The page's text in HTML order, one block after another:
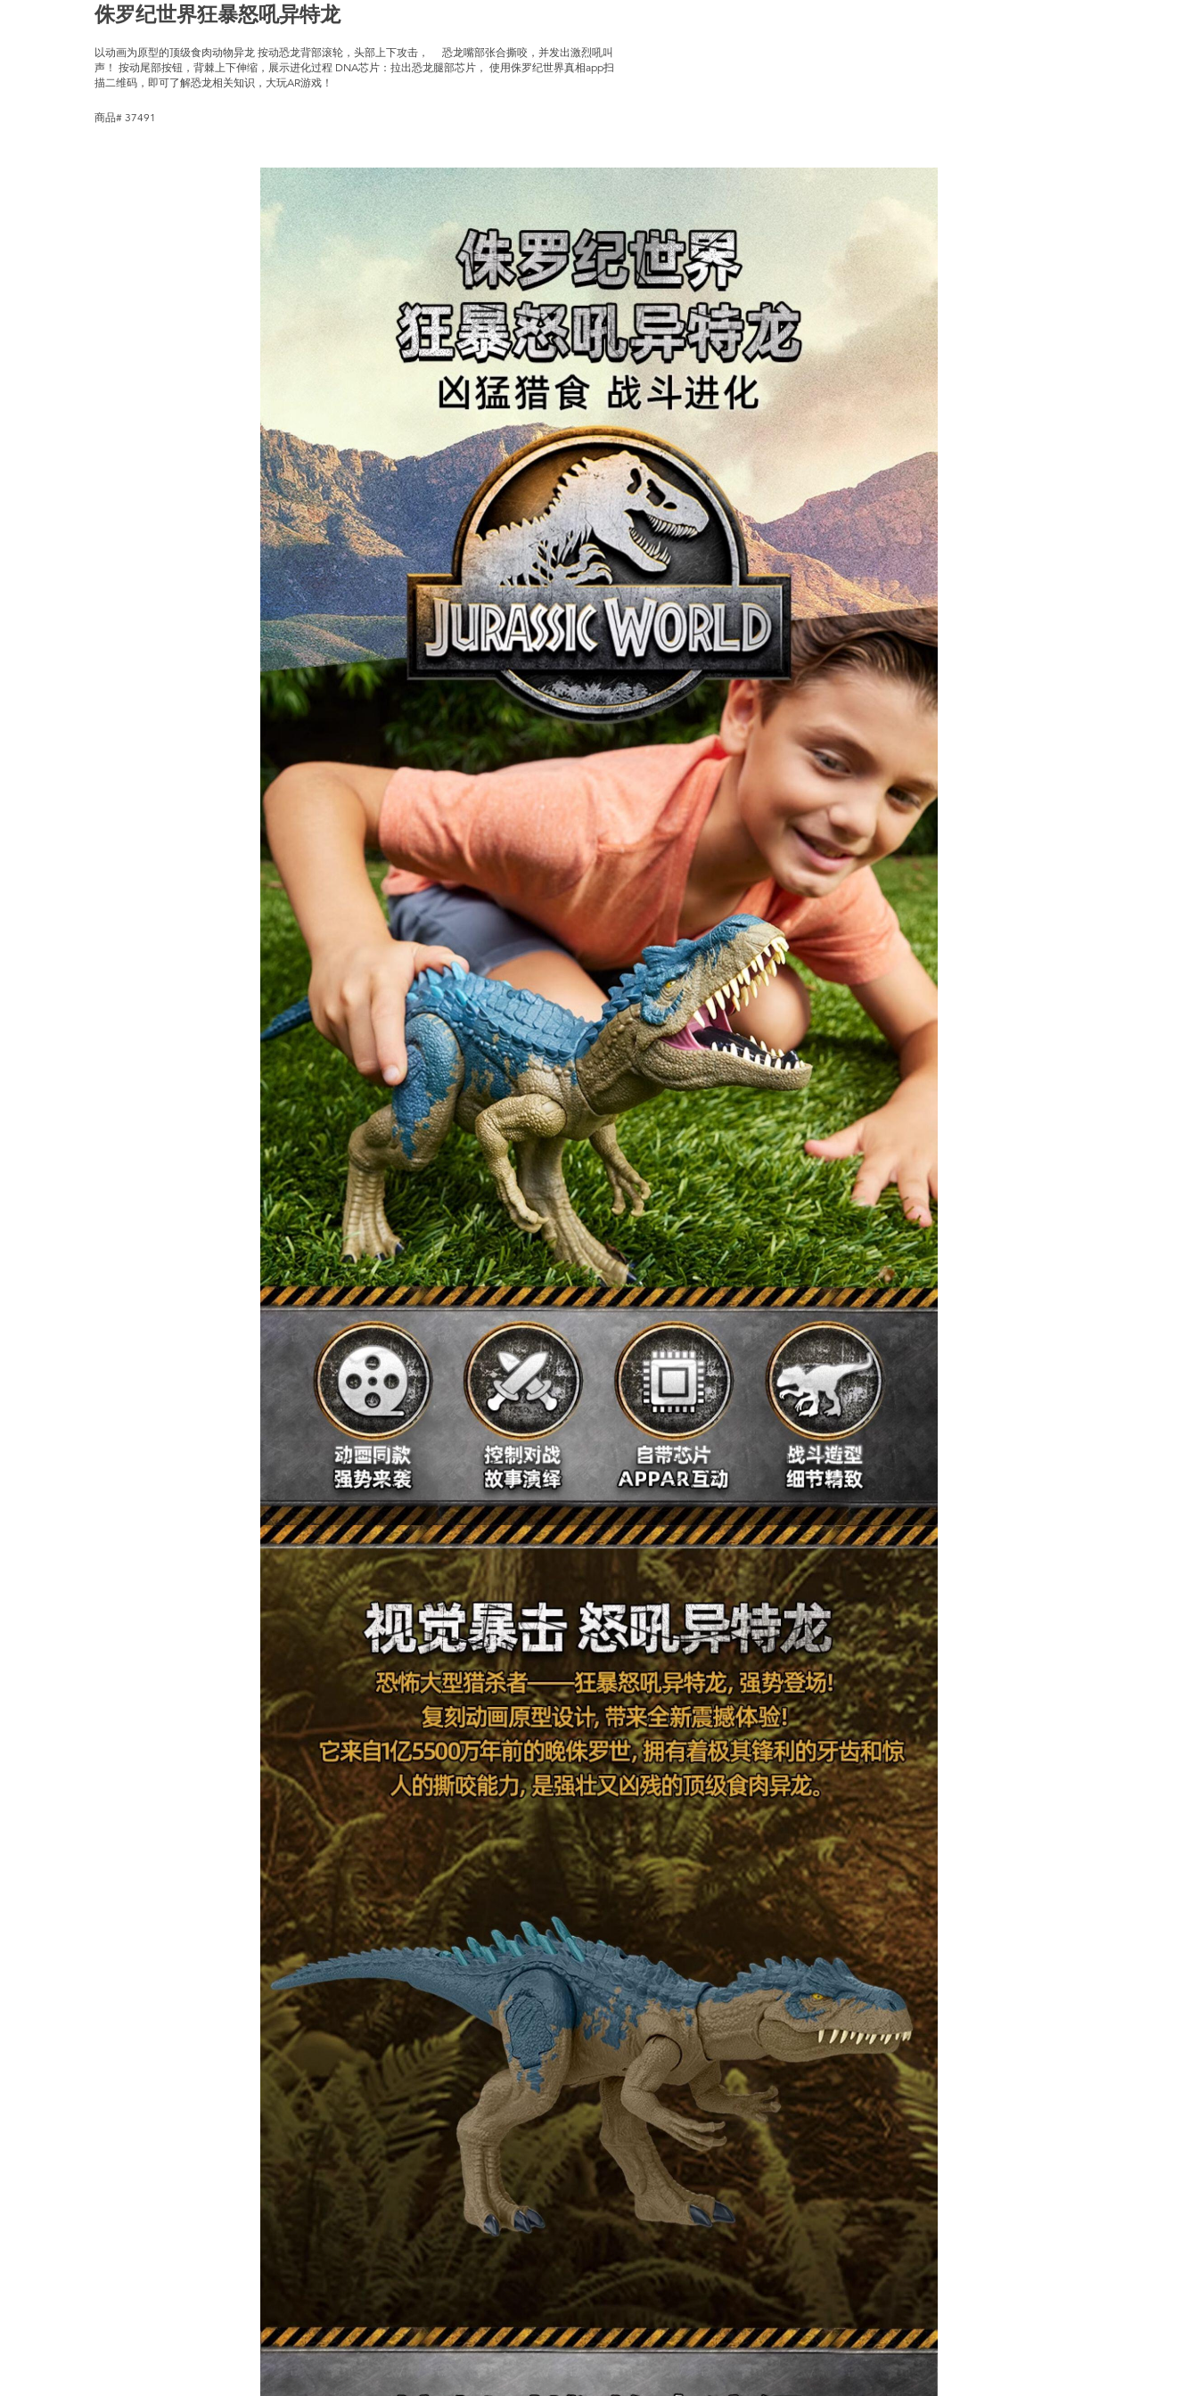
侏罗纪世界狂暴怒吼异特龙
以动画为原型的顶级食肉动物异龙 按动恐龙背部滚轮，头部上下攻击， 恐龙嘴部张合撕咬，并发出激烈吼叫
声！ 按动尾部按钮，背棘上下伸缩，展示进化过程 DNA芯片：拉出恐龙腿部芯片， 使用侏罗纪世界真相app扫
描二维码，即可了解恐龙相关知识，大玩AR游戏！
商品# 37491